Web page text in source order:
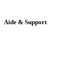
Aide & Support